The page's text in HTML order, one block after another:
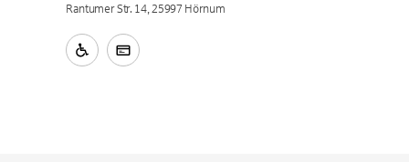
Rantumer Str. 14, 25997 Hörnum